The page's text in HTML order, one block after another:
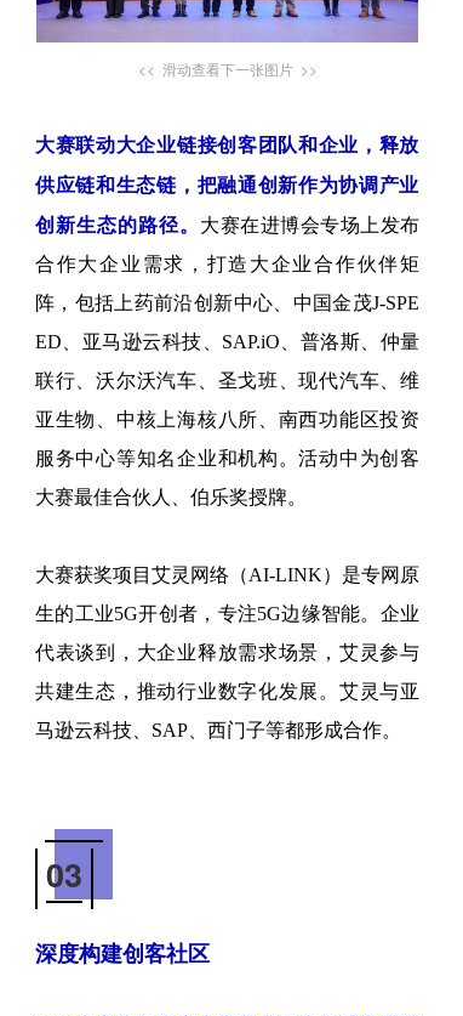
<< 滑动查看下一张图片 >>
大赛联动大企业链接创客团队和企业，释放
供应链和生态链，把融通创新作为协调产业
创新生态的路径。
大赛在进博会专场上发布
合作大企业需求，打造大企业合作伙伴矩
阵，包括上药前沿创新中心、中国金茂J-SPE
ED、亚马逊云科技、SAP.iO、普洛斯、仲量
联行、沃尔沃汽车、圣戈班、现代汽车、维
亚生物、中核上海核八所、南西功能区投资
服务中心等知名企业和机构。活动中为创客
大赛最佳合伙人、伯乐奖授牌。
大赛获奖项目艾灵网络（AI-LINK）是专网原
生的工业5G开创者，专注5G边缘智能。 企业
代表谈到， 大企业释放需求场景，艾灵参与
共建生态，推动行业数字化发展。 艾灵与亚
马逊云科技、SAP、西门子等都形成合作。
03
深度构建创客社区